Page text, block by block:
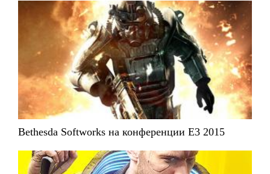
Bethesda Softworks на конференции Е3 2015